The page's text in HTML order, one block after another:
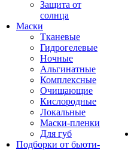
Защита от
солнца
Маски
Тканевые
Гидрогелевые
Ночные
Альгинатные
Комплексные
Очищающие
Кислородные
Локальные
Маски-пленки
Для губ
Подборки от бьюти-